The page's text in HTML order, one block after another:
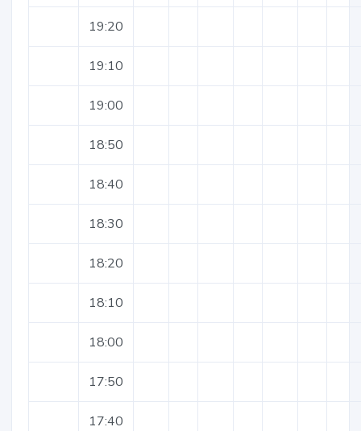
19:20
19:10
19:00
18:50
18:40
18:30
18:20
18:10
18:00
17:50
17:40